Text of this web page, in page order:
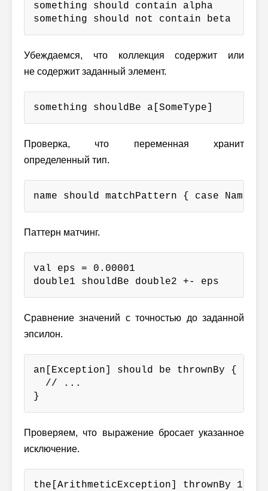
something should contain alpha
something should not contain beta
Убеждаемся, что коллекция содержит или
не содержит заданный элемент.
something shouldBe a[SomeType]
Проверка, что переменная хранит
определенный тип.
name should matchPattern { case
Паттерн матчинг.
val eps = 0.00001
double1 shouldBe double2 +- eps
Сравнение значений с точностью до заданной
эпсилон.
an[Exception] should be thrownBy {
  // ...
}
Проверяем, что выражение бросает указанное
исключение.
the[ArithmeticException] thrownBy 1 /